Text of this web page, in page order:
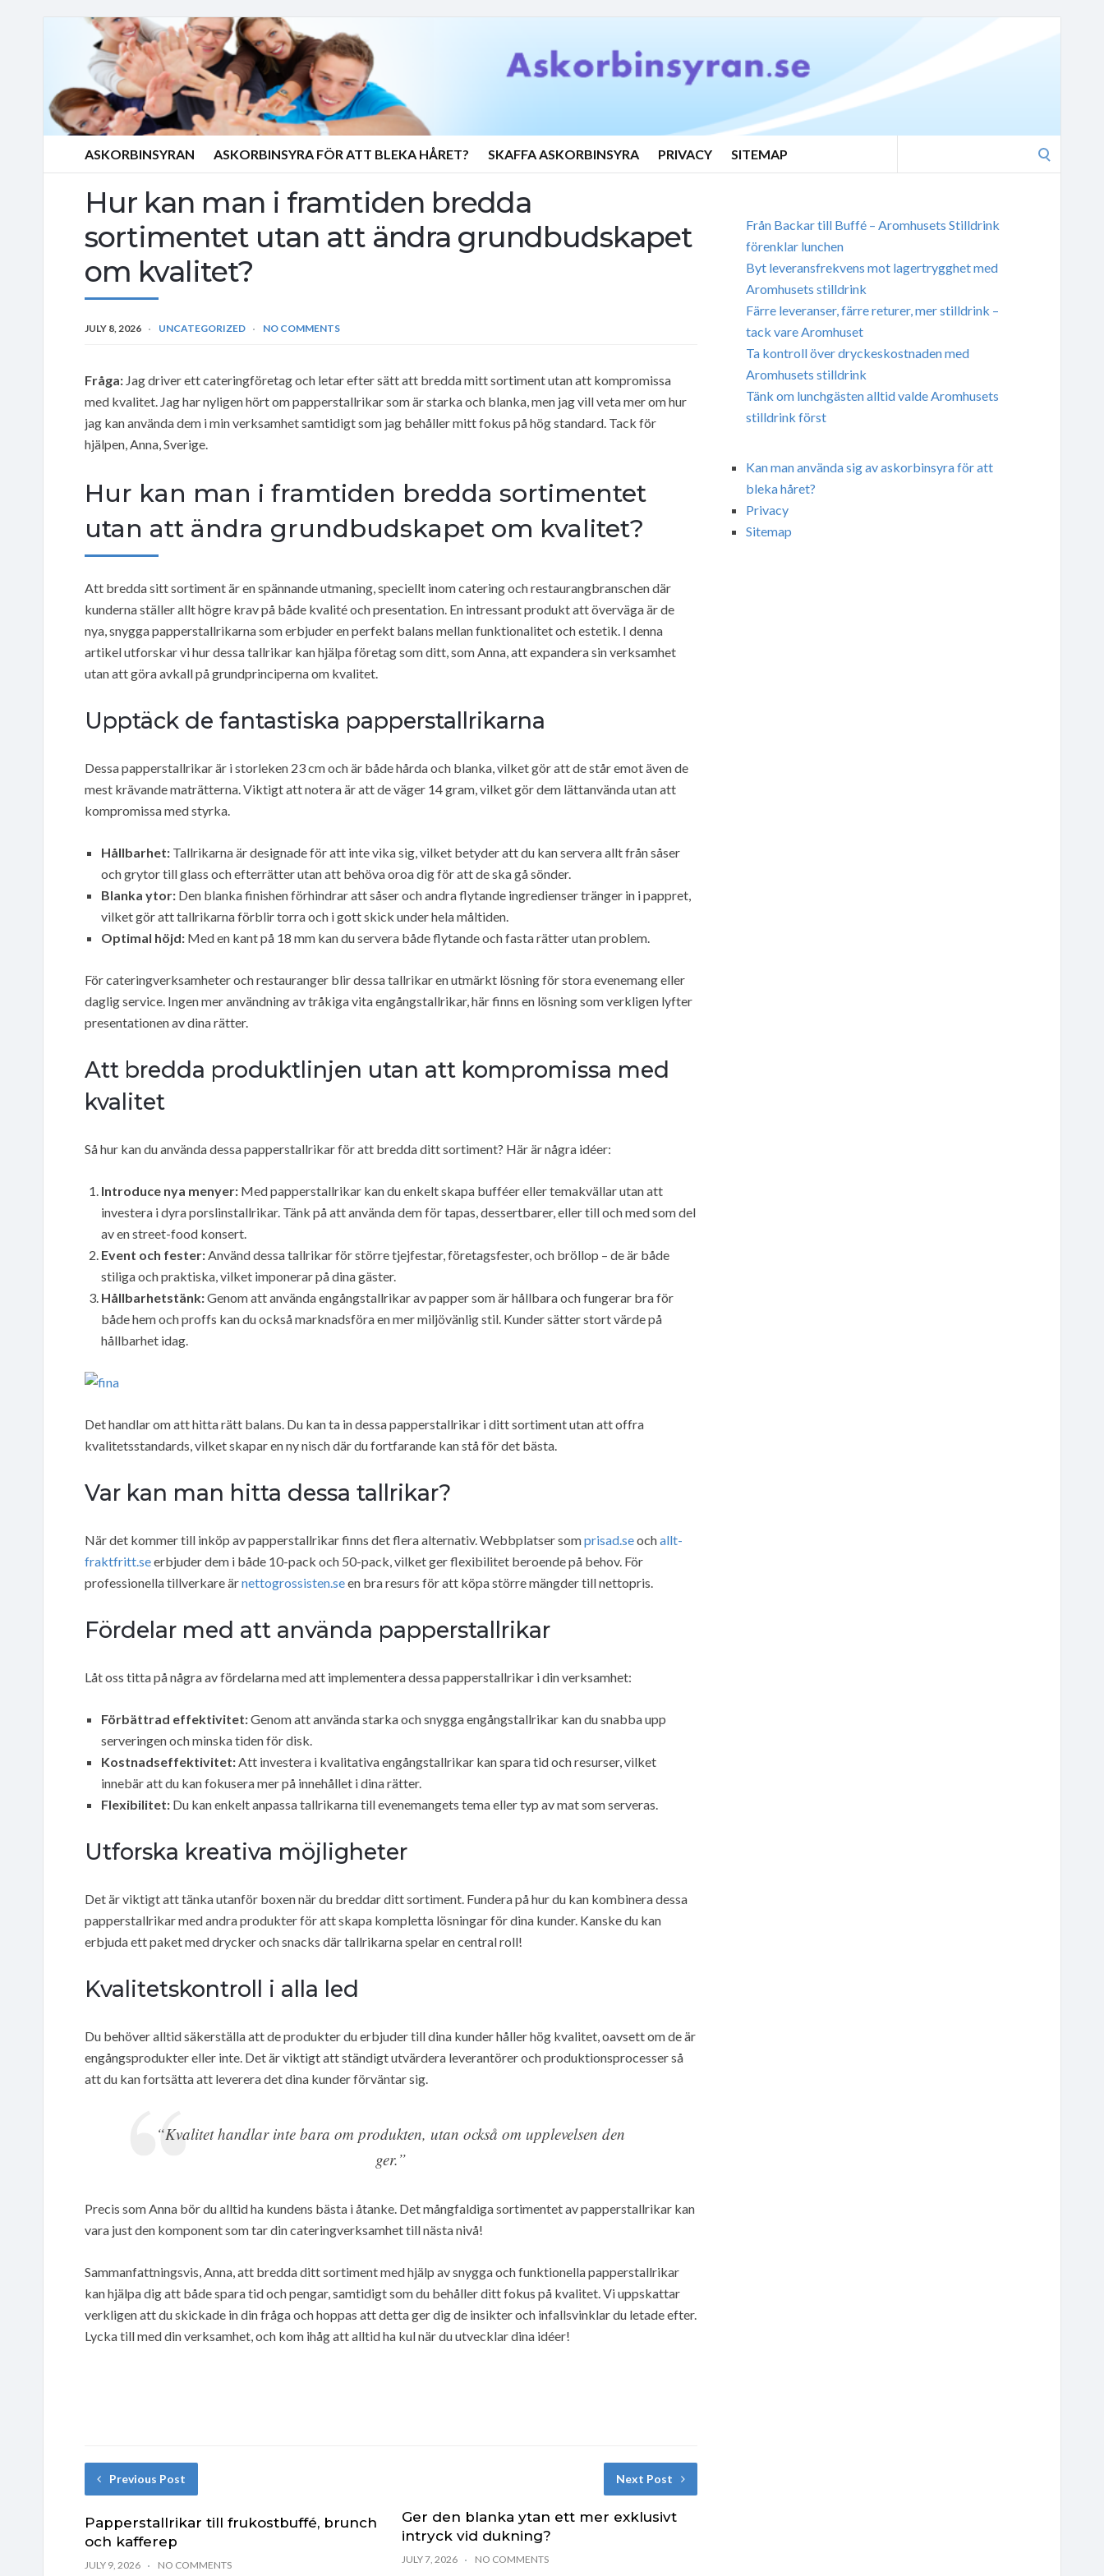
ASKORBINSYRAN ASKORBINSYRA FÖR ATT BLEKA HÅRET? SKAFFA ASKORBINSYRA PRIVACY SITEMAP
Hur kan man i framtiden bredda
sortimentet utan att ändra grundbudskapet
om kvalitet?
JULY 8, 2026 UNCATEGORIZED NO COMMENTS
Fråga: Jag driver ett cateringföretag och letar efter sätt att bredda mitt sortiment utan att kompromissa
med kvalitet. Jag har nyligen hört om papperstallrikar som är starka och blanka, men jag vill veta mer om hur
jag kan använda dem i min verksamhet samtidigt som jag behåller mitt fokus på hög standard. Tack för
hjälpen, Anna, Sverige.
Hur kan man i framtiden bredda sortimentet
utan att ändra grundbudskapet om kvalitet?
Att bredda sitt sortiment är en spännande utmaning, speciellt inom catering och restaurangbranschen där
kunderna ställer allt högre krav på både kvalité och presentation. En intressant produkt att överväga är de
nya, snygga papperstallrikarna som erbjuder en perfekt balans mellan funktionalitet och estetik. I denna
artikel utforskar vi hur dessa tallrikar kan hjälpa företag som ditt, som Anna, att expandera sin verksamhet
utan att göra avkall på grundprinciperna om kvalitet.
Upptäck de fantastiska papperstallrikarna
Dessa papperstallrikar är i storleken 23 cm och är både hårda och blanka, vilket gör att de står emot även de
mest krävande maträtterna. Viktigt att notera är att de väger 14 gram, vilket gör dem lättanvända utan att
kompromissa med styrka.
Hållbarhet: Tallrikarna är designade för att inte vika sig, vilket betyder att du kan servera allt från såser
och grytor till glass och efterrätter utan att behöva oroa dig för att de ska gå sönder.
Blanka ytor: Den blanka finishen förhindrar att såser och andra flytande ingredienser tränger in i pappret,
vilket gör att tallrikarna förblir torra och i gott skick under hela måltiden.
Optimal höjd: Med en kant på 18 mm kan du servera både flytande och fasta rätter utan problem.
För cateringverksamheter och restauranger blir dessa tallrikar en utmärkt lösning för stora evenemang eller
daglig service. Ingen mer användning av tråkiga vita engångstallrikar, här finns en lösning som verkligen lyfter
presentationen av dina rätter.
Att bredda produktlinjen utan att kompromissa med
kvalitet
Så hur kan du använda dessa papperstallrikar för att bredda ditt sortiment? Här är några idéer:
Introduce nya menyer: Med papperstallrikar kan du enkelt skapa bufféer eller temakvällar utan att
investera i dyra porslinstallrikar. Tänk på att använda dem för tapas, dessertbarer, eller till och med som del
av en street-food konsert.
Event och fester:Använd dessa tallrikar för större tjejfestar, företagsfester, och bröllop – de är både
stiliga och praktiska, vilket imponerar på dina gäster.
Hållbarhetstänk:Genom att använda engångstallrikar av papper som är hållbara och fungerar bra för
både hem och proffs kan du också marknadsföra en mer miljövänlig stil. Kunder sätter stort värde på
hållbarhet idag.
Det handlar om att hitta rätt balans. Du kan ta in dessa papperstallrikar i ditt sortiment utan att offra
kvalitetsstandards, vilket skapar en ny nisch där du fortfarande kan stå för det bästa.
Var kan man hitta dessa tallrikar?
När det kommer till inköp av papperstallrikar finns det flera alternativ. Webbplatser somprisad.seochallt-
fraktfritt.seerbjuder dem i både 10-pack och 50-pack, vilket ger flexibilitet beroende på behov. För
professionella tillverkare ärnettogrossisten.seen bra resurs för att köpa större mängder till nettopris.
Fördelar med att använda papperstallrikar
Låt oss titta på några av fördelarna med att implementera dessa papperstallrikar i din verksamhet:
Förbättrad effektivitet:Genom att använda starka och snygga engångstallrikar kan du snabba upp
serveringen och minska tiden för disk.
Kostnadseffektivitet:Att investera i kvalitativa engångstallrikar kan spara tid och resurser, vilket
innebär att du kan fokusera mer på innehållet i dina rätter.
Flexibilitet: Du kan enkelt anpassa tallrikarna till evenemangets tema eller typ av mat som serveras.
Utforska kreativa möjligheter
Det är viktigt att tänka utanför boxen när du breddar ditt sortiment. Fundera på hur du kan kombinera dessa
papperstallrikar med andra produkter för att skapa kompletta lösningar för dina kunder. Kanske du kan
erbjuda ett paket med drycker och snacks där tallrikarna spelar en central roll!
Kvalitetskontroll i alla led
Du behöver alltid säkerställa att de produkter du erbjuder till dina kunder håller hög kvalitet, oavsett om de är
engångsprodukter eller inte. Det är viktigt att ständigt utvärdera leverantörer och produktionsprocesser så
att du kan fortsätta att leverera det dina kunder förväntar sig.
“Kvalitet handlar inte bara om produkten, utan också om upplevelsen den
ger.”
Precis som Anna bör du alltid ha kundens bästa i åtanke. Det mångfaldiga sortimentet av papperstallrikar kan
vara just den komponent som tar din cateringverksamhet till nästa nivå!
Sammanfattningsvis, Anna, att bredda ditt sortiment med hjälp av snygga och funktionella papperstallrikar
kan hjälpa dig att både spara tid och pengar, samtidigt som du behåller ditt fokus på kvalitet. Vi uppskattar
verkligen att du skickade in din fråga och hoppas att detta ger dig de insikter och infallsvinklar du letade efter.
Lycka till med din verksamhet, och kom ihåg att alltid ha kul när du utvecklar dina idéer!
Previous Post
Papperstallrikar till frukostbuffé, brunch
och kafferep
JULY 9, 2026 NO COMMENTS
Next Post
Ger den blanka ytan ett mer exklusivt
intryck vid dukning?
JULY 7, 2026 NO COMMENTS
Från Backar till Buffé – Aromhusets Stilldrink
förenklar lunchen
Byt leveransfrekvens mot lagertrygghet med
Aromhusets stilldrink
Färre leveranser, färre returer, mer stilldrink –
tack vare Aromhuset
Ta kontroll över dryckeskostnaden med
Aromhusets stilldrink
Tänk om lunchgästen alltid valde Aromhusets
stilldrink först
Kan man använda sig av askorbinsyra för att
bleka håret?
Privacy
Sitemap